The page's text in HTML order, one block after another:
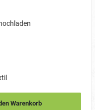
Warenkorb